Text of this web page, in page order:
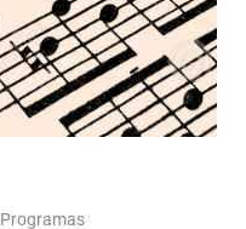
Programas